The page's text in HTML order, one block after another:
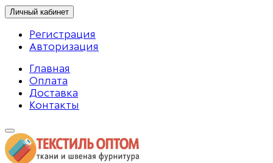
Личный кабинет
Регистрация
Авторизация
Главная
Оплата
Доставка
Контакты